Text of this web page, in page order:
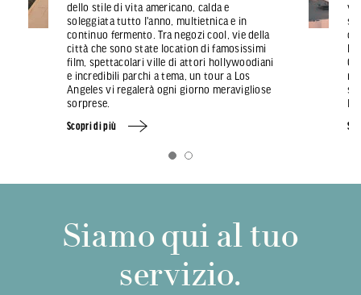
dello stile di vita americano, calda e
soleggiata tutto l'anno, multietnica e in
continuo fermento. Tra negozi cool, vie della
città che sono state location di famosissimi
film, spettacolari ville di attori hollywoodiani
e incredibili parchi a tema, un tour a Los
Angeles vi regalerà ogni giorno meravigliose
sorprese.
Scopri di più
Siamo qui al tuo
servizio.